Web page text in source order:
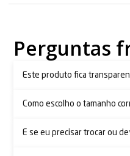
Perguntas
Este produto fica
Como escolho o tamanho
E se eu precisar trocar ou